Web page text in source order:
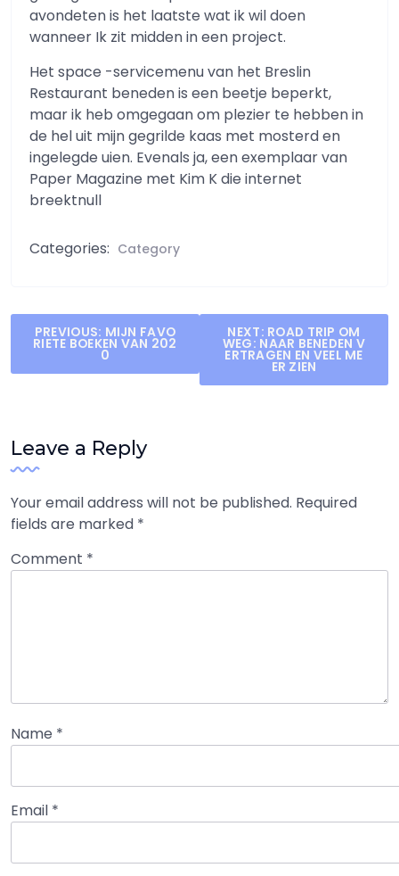
avondeten is het laatste wat ik wil doen
wanneer Ik zit midden in een project.
Het space -servicemenu van het Breslin
Restaurant beneden is een beetje beperkt,
maar ik heb omgegaan om plezier te hebben in
de hel uit mijn gegrilde kaas met mosterd en
ingelegde uien. Evenals ja, een exemplaar van
Paper Magazine met Kim K die internet
breektnull
Categories: Category
Post
navigation
PREVIOUS: MIJN FAVO
RIETE BOEKEN VAN 202
0
NEXT: ROAD TRIP OM
WEG: NAAR BENEDEN V
ERTRAGEN EN VEEL ME
ER ZIEN
Leave a Reply
Your email address will not be published. Required
fields are marked *
Comment *
Name *
Email *